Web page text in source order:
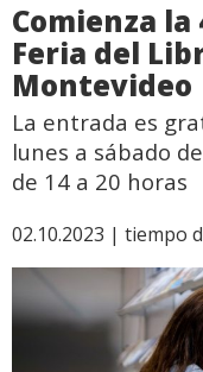
Comienza la
Feria del
Montevideo
La entrada es
lunes a sábado
de 14 a 20 horas
02.10.2023 | tiempo